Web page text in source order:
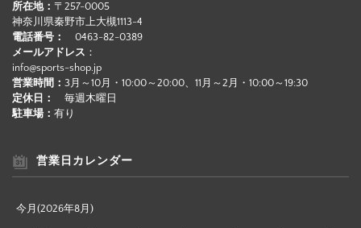
所在地： 〒257-0005
神奈川県秦野市上大槻1113-4
電話番号：
0463-82-0389
メールアドレス ：
info@sports-shop.jp
営業時間： 3月～10月・10:00～20:00、11月～2月・10:00～19:30
定休日：
毎週木曜日
駐車場： 有り
営業日カレンダー
今月(2026年8月)